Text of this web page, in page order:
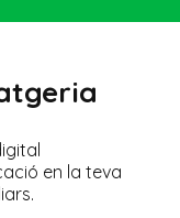
en la teva